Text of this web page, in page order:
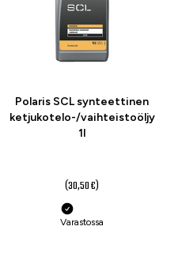
Polaris SCL synteettinen
ketjukotelo-/vaihteistoöljy
1l
(30,50 €)
Varastossa